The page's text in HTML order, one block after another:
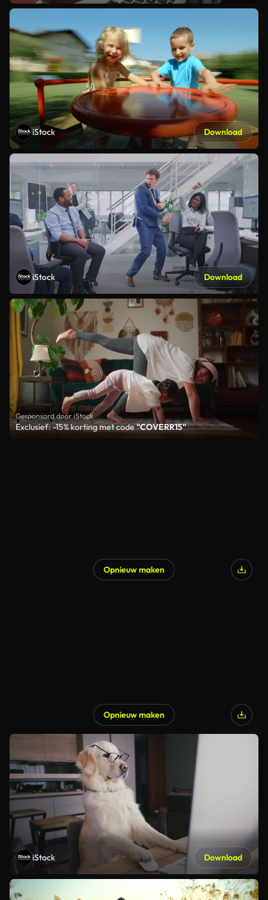
iStock Download
iStock Download
Gesponsord door iStock
Exclusief: -15% korting met code"COVERR15"
Opnieuw maken
Opnieuw maken
iStock Download